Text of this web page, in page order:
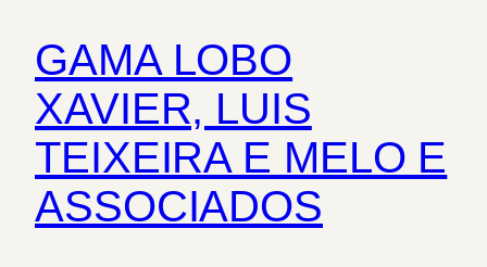
GAMA LOBO
XAVIER, LUIS
TEIXEIRA E MELO E
ASSOCIADOS